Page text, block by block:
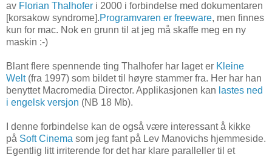
av Florian Thalhofer i 2000 i forbindelse med dokumentaren
[korsakow syndrome].Programvaren er freeware, men finnes
kun for mac. Nok en grunn til at jeg må skaffe meg en ny
maskin :-)
Blant flere spennende ting Thalhofer har laget er Kleine
Welt(fra 1997) som bildet til høyre stammer fra. Her har han
benyttet Macromedia Director. Applikasjonen kan lastes ned
i engelsk versjon (NB 18 Mb).
I denne forbindelse kan de også være interessant å kikke
på Soft Cinema som jeg fant på Lev Manovichs hjemmeside.
Egentlig litt irriterende for det har klare paralleller til et